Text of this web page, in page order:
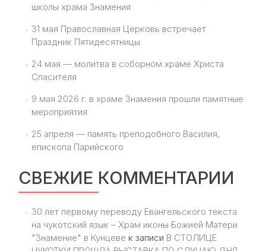
школы храма Знамения
31 мая Православная Церковь встречает
Праздник Пятидесятницы
24 мая — молитва в соборном храме Христа
Спасителя
9 мая 2026 г. в храме Знамения прошли памятные
мероприятия
25 апреля — память преподобного Василия,
епископа Парийского
СВЕЖИЕ КОММЕНТАРИИ
30 лет первому переводу Евангельского текста
на чукотский язык – Храм иконы Божией Матери
"Знамение" в Кунцеве к записи В СТОЛИЦЕ